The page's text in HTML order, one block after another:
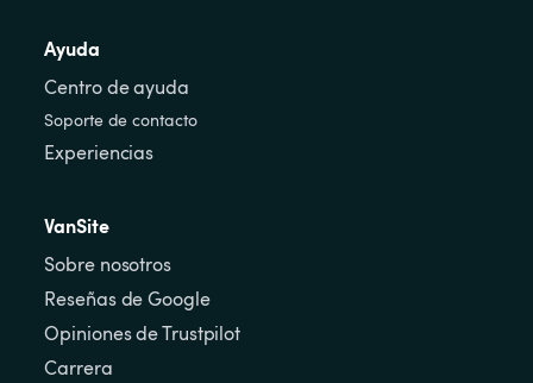
Ayuda
Centro de ayuda
Soporte de contacto
Experiencias
VanSite
Sobre nosotros
Reseñas de Google
Opiniones de Trustpilot
Carrera